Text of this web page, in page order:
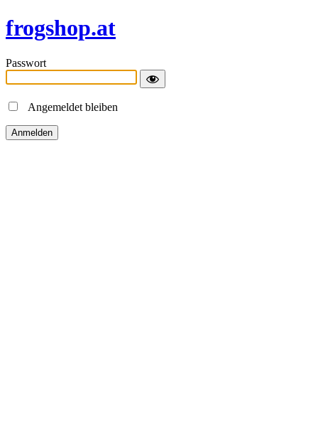
frogshop.at
Passwort
Angemeldet bleiben